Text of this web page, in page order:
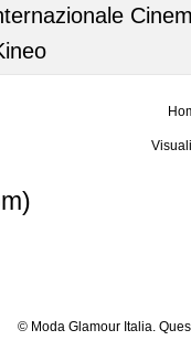
© Moda Glamour Italia.